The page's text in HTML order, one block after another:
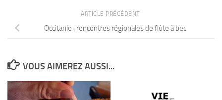
ARTICLE PRÉCÉDENT
Occitanie : rencontres régionales de flûte à bec
VOUS AIMEREZ AUSSI...